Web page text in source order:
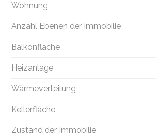
Wohnung
Anzahl Ebenen der Immobilie
Balkonfläche
Heizanlage
Wärmeverteilung
Kellerfläche
Zustand der Immobilie